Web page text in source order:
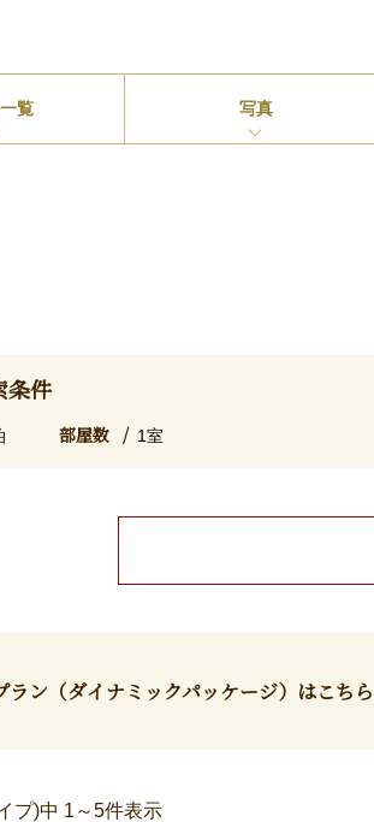
一覧 写真
条件
部屋数 1室
ラン （ダイナミックパッケージ）はこちら
プ)中 1～5件表示